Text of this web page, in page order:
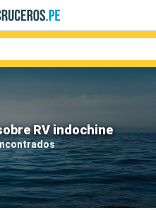
RV indochine
Compañías